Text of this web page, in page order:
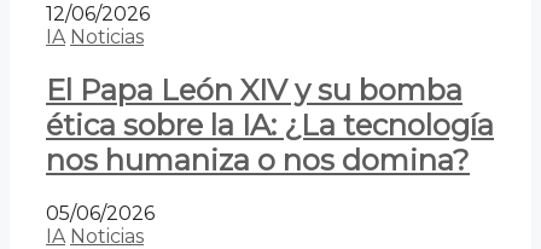
12/06/2026
IA Noticias
El Papa León XIV y su bomba
ética sobre la IA: ¿La tecnología
nos humaniza o nos domina?
05/06/2026
IA Noticias